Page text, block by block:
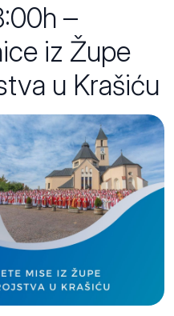
–
iz Župe
u Krašiću